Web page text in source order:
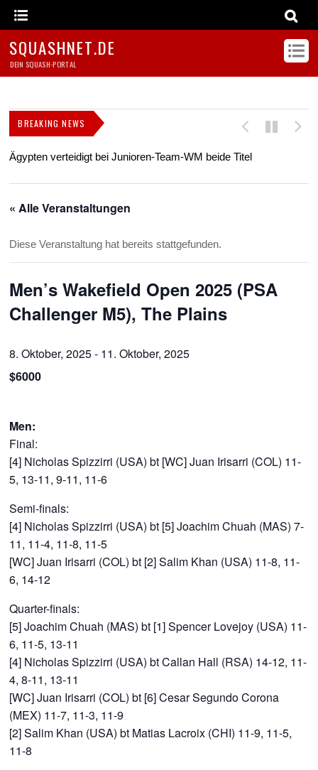
SQUASHNET.DE
DEIN SQUASH-PORTAL
BREAKING NEWS
Ägypten verteidigt bei Junioren-Team-WM beide Titel
« Alle Veranstaltungen
Diese Veranstaltung hat bereits stattgefunden.
Men’s Wakefield Open 2025 (PSA
Challenger M5), The Plains
8. Oktober, 2025- 11. Oktober, 2025
$6000
Men:
Final:
[4] Nicholas Spizzirri (USA) bt [WC] Juan Irisarri (COL) 11-
5, 13-11, 9-11, 11-6
Semi-finals:
[4] Nicholas Spizzirri (USA) bt [5] Joachim Chuah (MAS) 7-
11, 11-4, 11-8, 11-5
[WC] Juan Irisarri (COL) bt [2] Salim Khan (USA) 11-8, 11-
6, 14-12
Quarter-finals:
[5] Joachim Chuah (MAS) bt [1] Spencer Lovejoy (USA) 11-
6, 11-5, 13-11
[4] Nicholas Spizzirri (USA) bt Callan Hall (RSA) 14-12, 11-
4, 8-11, 13-11
[WC] Juan Irisarri (COL) bt [6] Cesar Segundo Corona
(MEX) 11-7, 11-3, 11-9
[2] Salim Khan (USA) bt Matias Lacroix (CHI) 11-9, 11-5,
11-8